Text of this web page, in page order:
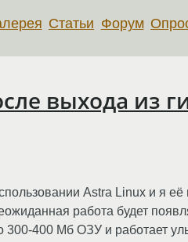
Статьи Форум
выхода из
Astra Linux и я
работа будет
400 Мб ОЗУ и работает